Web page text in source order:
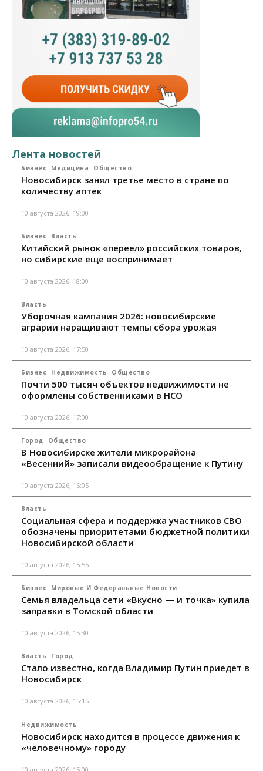
Лента новостей
Бизнес Медицина Общество
Новосибирск занял третье место в стране по
количеству аптек
10 августа 2026, 19:00
Бизнес Власть
Китайский рынок «переел» российских товаров,
но сибирские еще воспринимает
10 августа 2026, 18:00
Власть
Уборочная кампания 2026: новосибирские
аграрии наращивают темпы сбора урожая
10 августа 2026, 17:50
Бизнес Недвижимость Общество
Почти 500 тысяч объектов недвижимости не
оформлены собственниками в НСО
10 августа 2026, 17:00
Город Общество
В Новосибирске жители микрорайона
«Весенний» записали видеообращение к Путину
10 августа 2026, 16:05
Власть
Социальная сфера и поддержка участников СВО
обозначены приоритетами бюджетной политики
Новосибирской области
10 августа 2026, 15:55
Бизнес Мировые И Федеральные Новости
Семья владельца сети «Вкусно — и точка» купила
заправки в Томской области
10 августа 2026, 15:30
Власть Город
Стало известно, когда Владимир Путин приедет в
Новосибирск
10 августа 2026, 15:15
Недвижимость
Новосибирск находится в процессе движения к
«человечному» городу